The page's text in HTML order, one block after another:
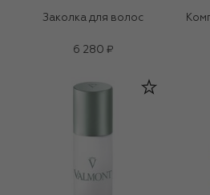
Заколка для волос
6 280 ₽